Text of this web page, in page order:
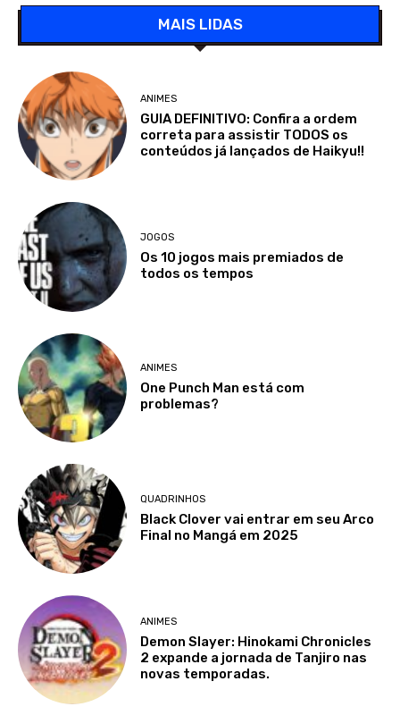
MAIS LIDAS
ANIMES
GUIA DEFINITIVO: Confira a ordem
correta para assistir TODOS os
conteúdos já lançados de Haikyu!!
JOGOS
Os 10 jogos mais premiados de
todos os tempos
ANIMES
One Punch Man está com
problemas?
QUADRINHOS
Black Clover vai entrar em seu Arco
Final no Mangá em 2025
ANIMES
Demon Slayer: Hinokami Chronicles
2 expande a jornada de Tanjiro nas
novas temporadas.